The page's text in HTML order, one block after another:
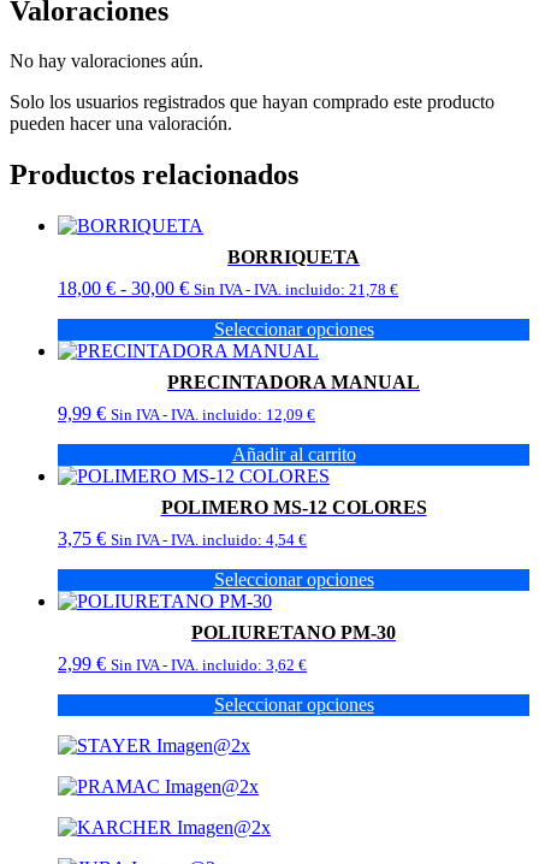
Valoraciones
No hay valoraciones aún.
Solo los usuarios registrados que hayan comprado este producto
pueden hacer una valoración.
Productos relacionados
BORRIQUETA
18,00 € - 30,00 €Rango
precios:
desde
18,00 €
hasta
30,00 €
Sin IVA - IVA. incluido: 21,78 €
Seleccionar opciones
Este
múltiples
opciones
elegir
en
la
página
producto
PRECINTADORA MANUAL
9,99 € Sin IVA - IVA. incluido: 12,09 €
Añadir al carrito
POLIMERO MS-12 COLORES
3,75 € Sin IVA - IVA. incluido: 4,54 €
Seleccionar opciones
Este
múltiples
se
pueden
elegir
en
la
POLIURETANO PM-30
2,99 € Sin IVA - IVA. incluido: 3,62 €
Seleccionar opciones
producto
múltiples
Las
opciones